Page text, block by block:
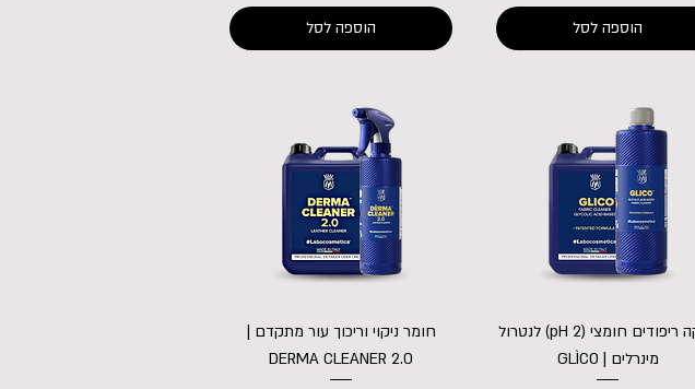
הוספה לסל הוספה לסל
מנקה ריפודים חומצי (pH 2) לנטרול
מינרלים | GLÌCO
חומר ניקוי וריכוך עור מתקדם |
DERMA CLEANER 2.0